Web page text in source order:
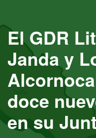
El GDR
Janda y
doce
en su